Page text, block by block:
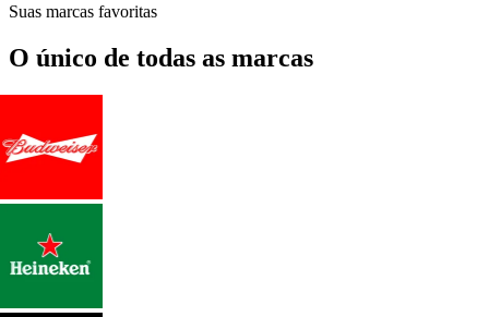
Suas marcas favoritas
O único de todas as marcas